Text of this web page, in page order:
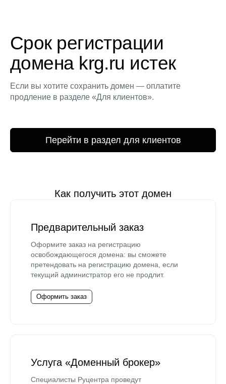
Срок регистрации
домена krg.ru истек
Если вы хотите сохранить домен — оплатите
продление в разделе «Для клиентов».
Перейти в раздел для клиентов
Как получить этот домен
Предварительный заказ
Оформите заказ на регистрацию
освобождающегося домена: вы сможете
претендовать на регистрацию домена, если
текущий администратор его не продлит.
Оформить заказ
Услуга «Доменный брокер»
Специалисты Руцентра проведут